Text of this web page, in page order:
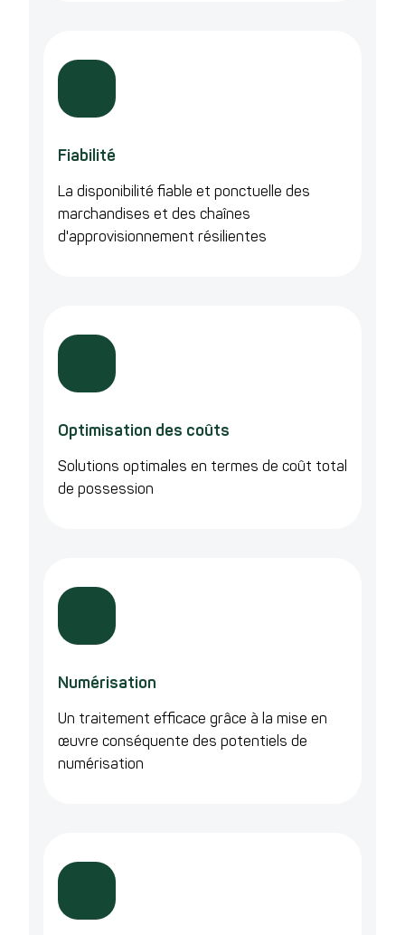
Fiabilité
La disponibilité fiable et ponctuelle des
marchandises et des chaînes
d'approvisionnement résilientes
Optimisation des coûts
Solutions optimales en termes de coût total
de possession
Numérisation
Un traitement efficace grâce à la mise en
œuvre conséquente des potentiels de
numérisation